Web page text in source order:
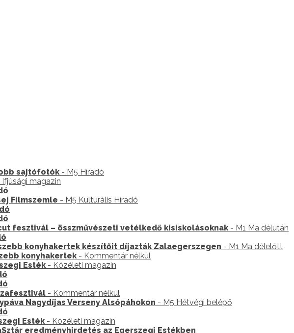
sajtófotók - M5 Híradó
Ifjúsági magazin
Filmszemle - M5 Kulturális Híradó
fesztivál – összművészeti vetélkedő kisiskolásoknak - M1 Ma délután
konyhakertek készítőit díjazták Zalaegerszegen - M1 Ma délelőtt
konyhakertek - Kommentár nélkül
Esték - Közéleti magazin
- Kommentár nélkül
Nagydíjas Verseny Alsópáhokon - M5 Hétvégi belépő
Esték - Közéleti magazin
eredményhirdetés az Egerszegi Estékben